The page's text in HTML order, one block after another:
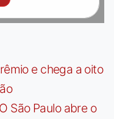
e chega a oito
São Paulo abre o